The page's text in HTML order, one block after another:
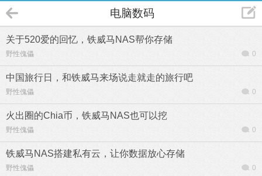
电脑数码
关于520爱的回忆，铁威马NAS帮你存储
野性傀儡 0
中国旅行日，和铁威马来场说走就走的旅行吧
野性傀儡 0
火出圈的Chia币，铁威马NAS也可以挖
野性傀儡 0
铁威马NAS搭建私有云，让你数据放心存储
野性傀儡 0